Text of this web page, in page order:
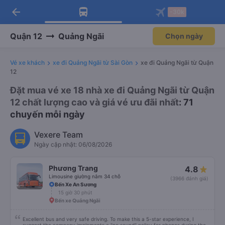
Tải app Vexere ngay!
Nhận ưu đãi thành viên độc
Mở app
Tải app Vexere
-30k/ghế khi đặt vé máy bay qua
Mở app
arrow_back
Quận 12 Quảng Ngãi Chọn ngày
Vé xe khách xe đi Quảng Ngãi từ Sài Gòn
xe đi Quảng Ngãi từ Quận
12
Đặt mua vé xe 18 nhà xe đi Quảng Ngãi từ Quận
12 chất lượng cao và giá vé ưu đãi nhất: 71
chuyến mỗi ngày
Vexere Team
Ngày cập nhật: 06/08/2026
Phương Trang
Limousine giường nằm 34 chỗ
4.8
(3966 đánh giá)
Bến Xe An Sương
15 giờ 30 phút
Bến xe Quảng Ngãi
Excellent bus and very safe driving. To make this a 5-star experience, I